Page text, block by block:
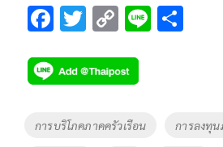
F
e
b
o
T
tt
er
C
p
y
Li
Li
Tags
การบริโภคภาคครัวเรือน การลงทุ